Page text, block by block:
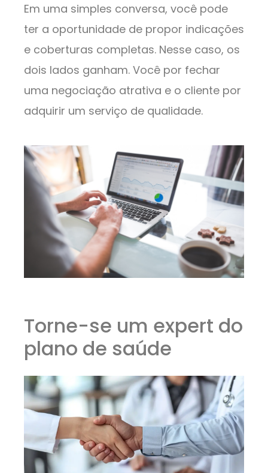
Em uma simples conversa, você pode
ter a oportunidade de propor indicações
e coberturas completas. Nesse caso, os
dois lados ganham. Você por fechar
uma negociação atrativa e o cliente por
adquirir um serviço de qualidade.
Torne-se um expert do
plano de saúde